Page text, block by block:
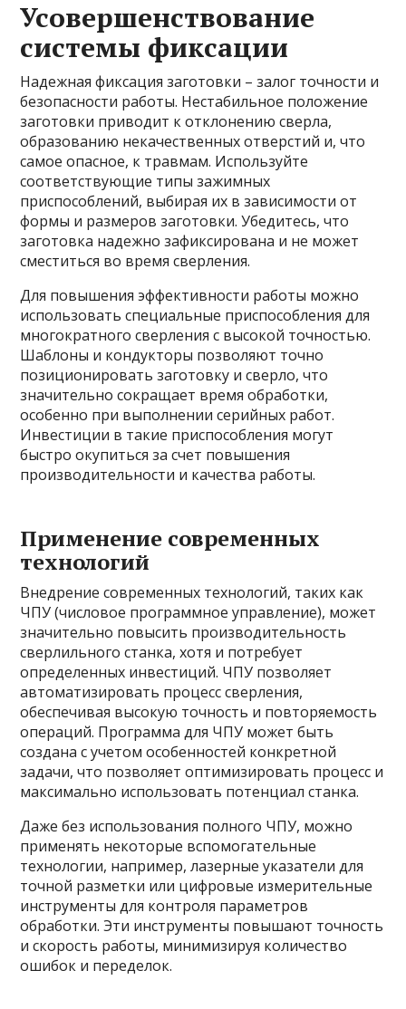
Усовершенствование
системы фиксации
Надежная фиксация заготовки – залог точности и
безопасности работы. Нестабильное положение
заготовки приводит к отклонению сверла,
образованию некачественных отверстий и, что
самое опасное, к травмам. Используйте
соответствующие типы зажимных
приспособлений, выбирая их в зависимости от
формы и размеров заготовки. Убедитесь, что
заготовка надежно зафиксирована и не может
сместиться во время сверления.
Для повышения эффективности работы можно
использовать специальные приспособления для
многократного сверления с высокой точностью.
Шаблоны и кондукторы позволяют точно
позиционировать заготовку и сверло, что
значительно сокращает время обработки,
особенно при выполнении серийных работ.
Инвестиции в такие приспособления могут
быстро окупиться за счет повышения
производительности и качества работы.
Применение современных
технологий
Внедрение современных технологий, таких как
ЧПУ (числовое программное управление), может
значительно повысить производительность
сверлильного станка, хотя и потребует
определенных инвестиций. ЧПУ позволяет
автоматизировать процесс сверления,
обеспечивая высокую точность и повторяемость
операций. Программа для ЧПУ может быть
создана с учетом особенностей конкретной
задачи, что позволяет оптимизировать процесс и
максимально использовать потенциал станка.
Даже без использования полного ЧПУ, можно
применять некоторые вспомогательные
технологии, например, лазерные указатели для
точной разметки или цифровые измерительные
инструменты для контроля параметров
обработки. Эти инструменты повышают точность
и скорость работы, минимизируя количество
ошибок и переделок.